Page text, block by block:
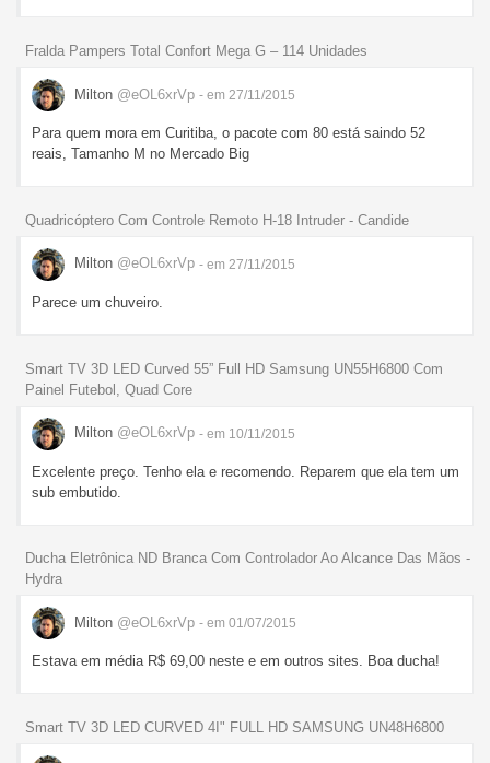
Fralda Pampers Total Confort Mega G – 114 Unidades
Milton @eOL6xrVp - em 27/11/2015
Para quem mora em Curitiba, o pacote com 80 está saindo 52
reais, Tamanho M no Mercado Big
Quadricóptero Com Controle Remoto H-18 Intruder - Candide
Milton @eOL6xrVp - em 27/11/2015
Parece um chuveiro.
Smart TV 3D LED Curved 55” Full HD Samsung UN55H6800 Com
Painel Futebol, Quad Core
Milton @eOL6xrVp - em 10/11/2015
Excelente preço. Tenho ela e recomendo. Reparem que ela tem um
sub embutido.
Ducha Eletrônica ND Branca Com Controlador Ao Alcance Das Mãos -
Hydra
Milton @eOL6xrVp - em 01/07/2015
Estava em média R$ 69,00 neste e em outros sites. Boa ducha!
Smart TV 3D LED CURVED 4I" FULL HD SAMSUNG UN48H6800